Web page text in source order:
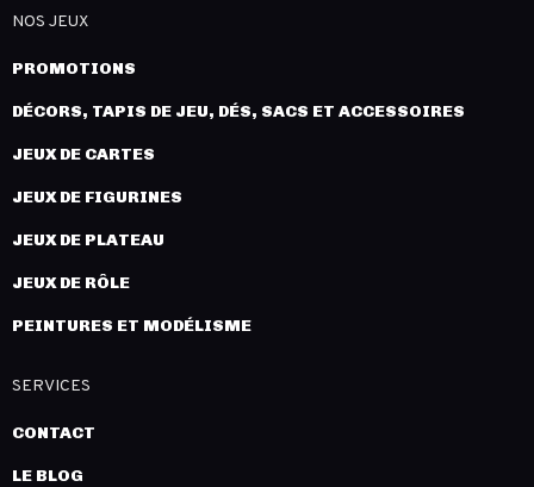
NOS JEUX
PROMOTIONS
DÉCORS, TAPIS DE JEU, DÉS, SACS ET ACCESSOIRES
JEUX DE CARTES
JEUX DE FIGURINES
JEUX DE PLATEAU
JEUX DE RÔLE
PEINTURES ET MODÉLISME
SERVICES
CONTACT
LE BLOG